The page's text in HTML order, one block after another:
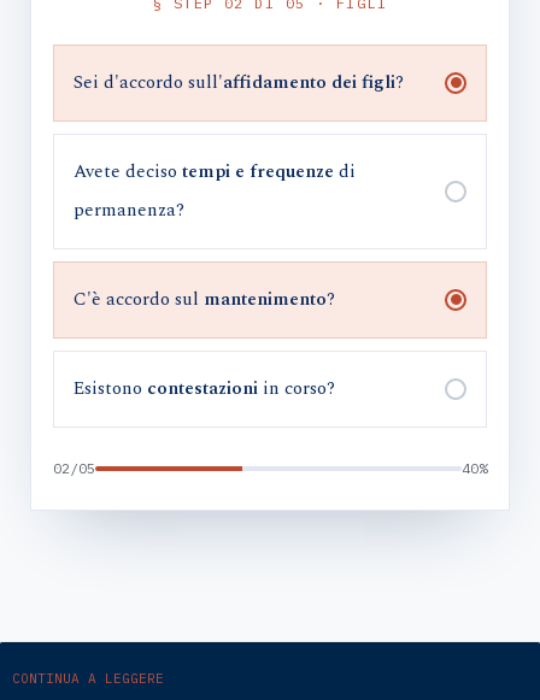
Sei d'accordo sull'affidamento dei figli?
Avete deciso tempi e frequenze di
permanenza?
C'è accordo sul mantenimento?
Esistono contestazioni in corso?
02/05 40%
CONTINUA A LEGGERE